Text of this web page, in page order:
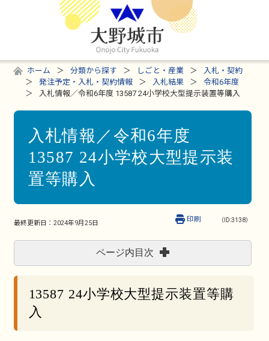
ホーム 分類から探す しごと・産業
入札・契約
発注予定・入札・契約情報
入札結果
令和6年度
入札情報／令和6年度 13587 24小学校大型提示装置等購入
入札情報／令和6年度
13587 24小学校大型提示装
置等購入
最終更新日： 2024年9月25日 （ID:3138）
印刷
ページ内目次
13587 24小学校大型提示装置等購
入